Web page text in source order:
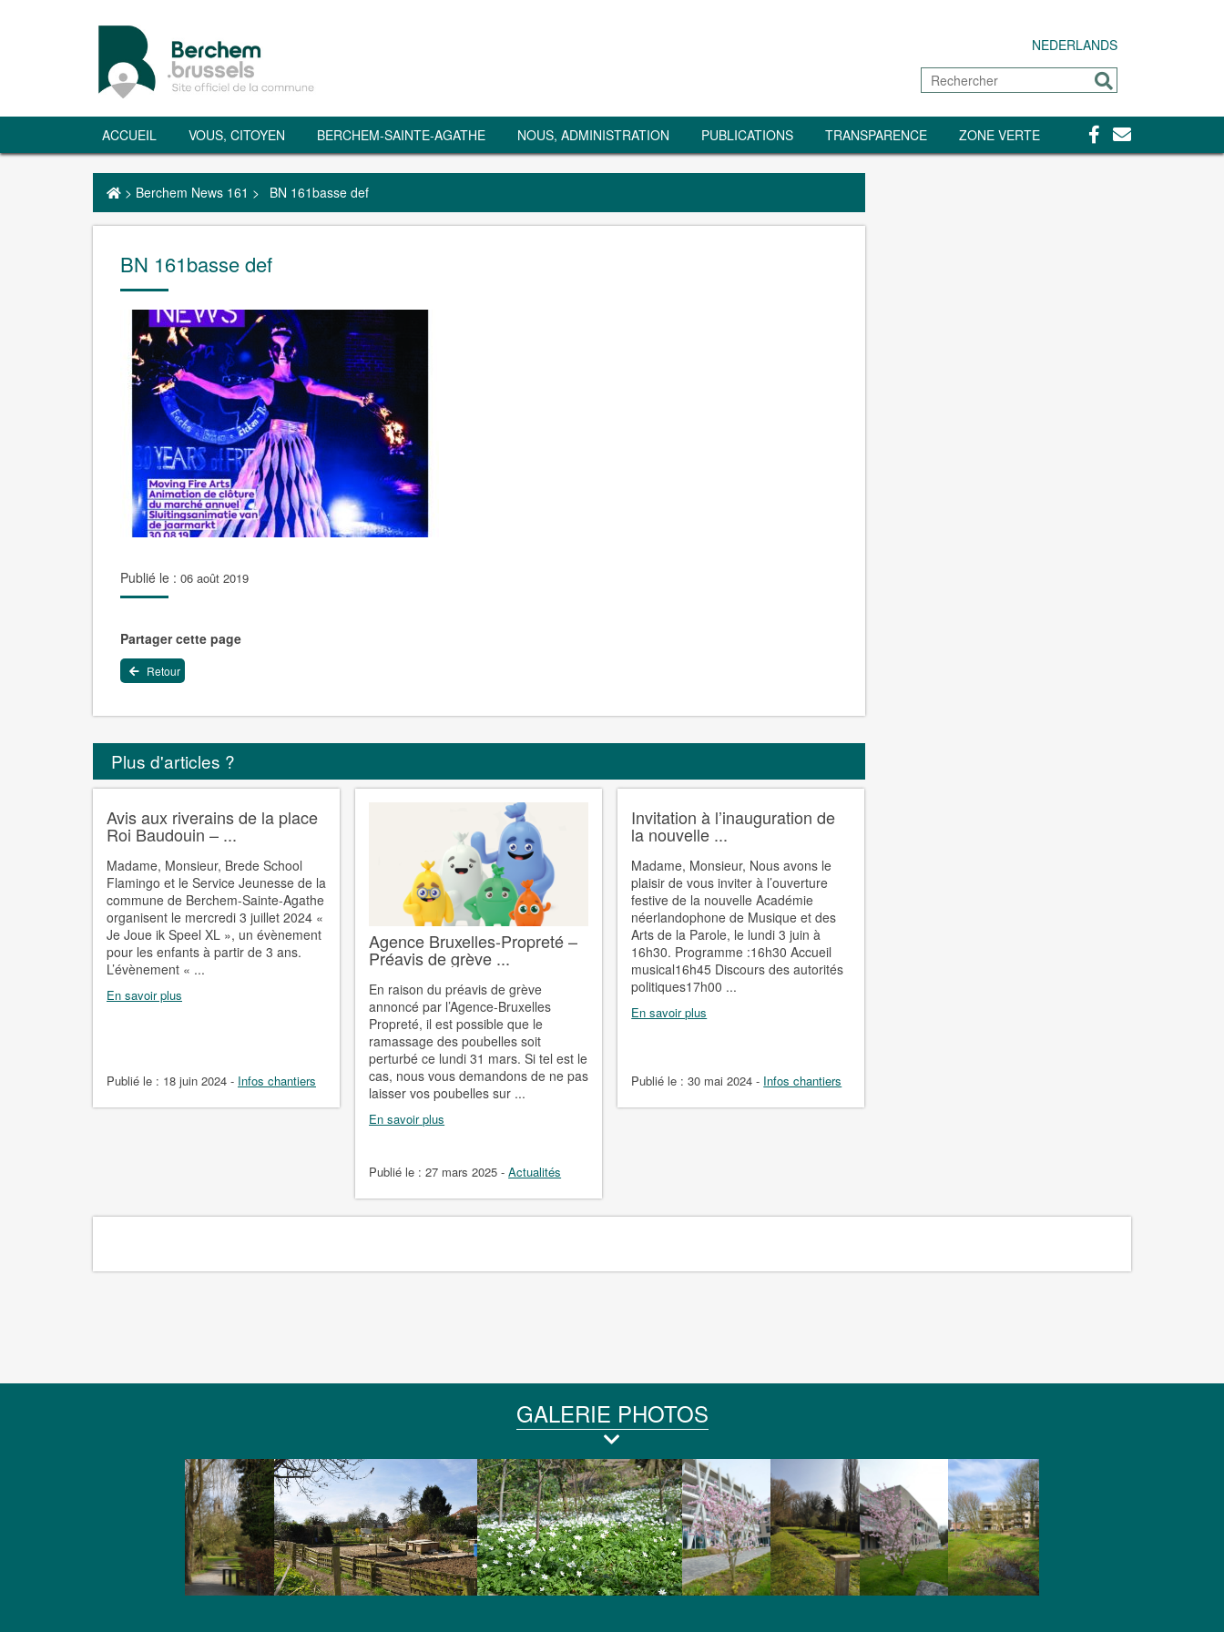
NEDERLANDS
Rechercher
Envoyer
ACCUEIL VOUS, CITOYEN BERCHEM-SAINTE-AGATHE NOUS, ADMINISTRATION PUBLICATIONS TRANSPARENCE ZONE VERTE Facebook
Contact
> Berchem News 161 > BN 161basse def
BN 161basse def
Publié le : 06 août 2019
Partager cette page
Retour
Plus d'articles ?
Avis aux riverains de la place
Roi Baudouin – ...
Madame, Monsieur, Brede School
Flamingo et le Service Jeunesse de la
commune de Berchem-Sainte-Agathe
organisent le mercredi 3 juillet 2024 «
Je Joue ik Speel XL », un évènement
pour les enfants à partir de 3 ans.
L’évènement « ...
En savoir plus
Publié le : 18 juin 2024 - Infos chantiers
Agence Bruxelles-Propreté –
Préavis de grève ...
En raison du préavis de grève
annoncé par l’Agence-Bruxelles
Propreté, il est possible que le
ramassage des poubelles soit
perturbé ce lundi 31 mars. Si tel est le
cas, nous vous demandons de ne pas
laisser vos poubelles sur ...
En savoir plus
Publié le :27 mars 2025 -Actualités
Invitation à l’inauguration de
la nouvelle ...
Madame, Monsieur, Nous avons le
plaisir de vous inviter à l’ouverture
festive de la nouvelle Académie
néerlandophone de Musique et des
Arts de la Parole, le lundi 3 juin à
16h30. Programme :16h30 Accueil
musical16h45 Discours des autorités
politiques17h00 ...
En savoir plus
Publié le :30 mai 2024 - Infos chantiers
GALERIE PHOTOS